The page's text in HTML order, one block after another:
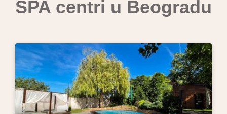
SPA centri u Beogradu